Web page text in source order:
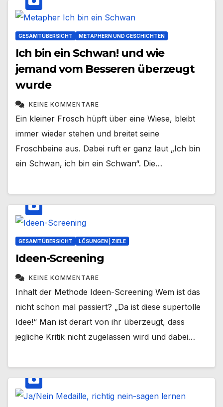
GESAMTÜBERSICHT METAPHERN UND GESCHICHTEN
Ich bin ein Schwan! und wie
jemand vom Besseren überzeugt
wurde
KEINE KOMMENTARE
Ein kleiner Frosch hüpft über eine Wiese, bleibt
immer wieder stehen und breitet seine
Froschbeine aus. Dabei ruft er ganz laut „Ich bin
ein Schwan, ich bin ein Schwan“. Die…
GESAMTÜBERSICHT LÖSUNGEN | ZIELE
Ideen-Screening
KEINE KOMMENTARE
Inhalt der Methode Ideen-Screening Wem ist das
nicht schon mal passiert? „Da ist diese supertolle
Idee!“ Man ist derart von ihr überzeugt, dass
jegliche Kritik nicht zugelassen wird und dabei…